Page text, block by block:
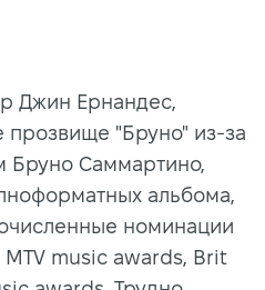
Джин Ернандес,
прозвище "Бруно" из-за
Бруно Саммартино,
альбома,
номинации
music awards, Brit